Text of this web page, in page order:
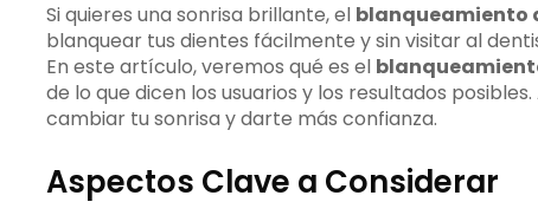
Si quieres una sonrisa brillante, el blanqueamiento
blanquear tus dientes fácilmente y sin visitar al
En este artículo, veremos qué es el
de lo que dicen los usuarios y los resultados
cambiar tu sonrisa y darte más confianza.
Aspectos Clave a Considerar